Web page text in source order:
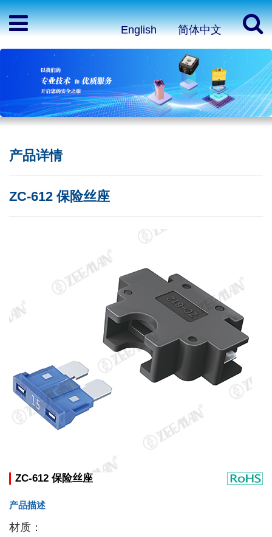
简体中文
English
产品详情
ZC-612 保险丝座
ZC-612 保险丝座
产品描述
材质：